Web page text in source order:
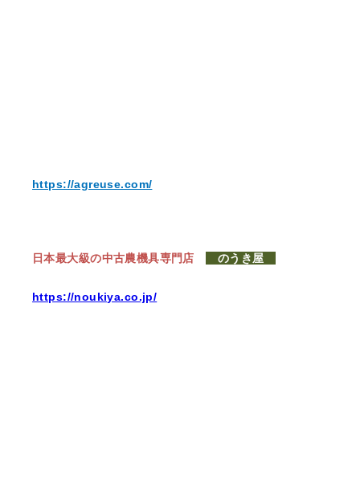
https://agreuse.com/
日本最大級の中古農機具専門店 のうき屋
https://noukiya.co.jp/